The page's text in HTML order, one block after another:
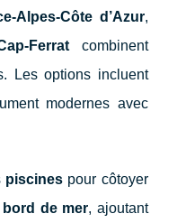
Alpes-Côte d’Azur,
Ferrat combinent
Les options incluent
modernes avec
piscines pour côtoyer
bord de mer, ajoutant